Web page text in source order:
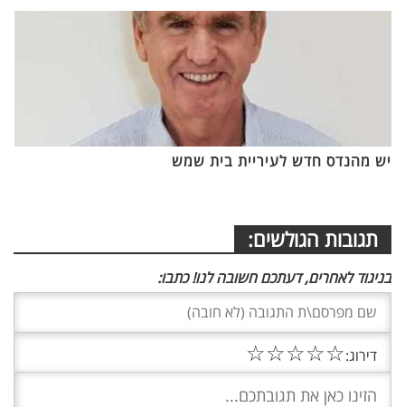
יש מהנדס חדש לעיריית בית שמש
תגובות הגולשים:
בניגוד לאחרים, דעתכם חשובה לנו! כתבו:
דירוג:☆
☆
☆
☆
☆